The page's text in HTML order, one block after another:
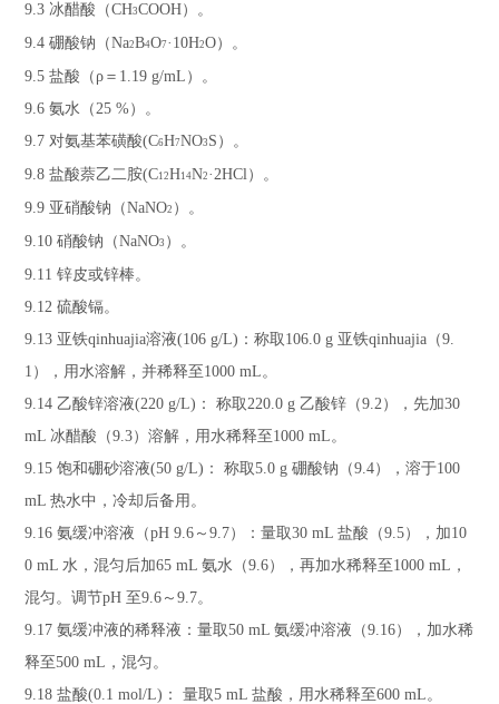
9.3冰醋酸（CH3COOH）。
9.4硼酸钠（Na2B4O7·10H2O）。
9.5盐酸（ ρ ＝ 1.19 g/mL ）。
9.6氨水（25 %）。
9.7对氨基苯磺酸(C6H7NO3 S ）。
9.8盐酸萘乙二胺(C12H14N2 ·2HCl）。
9.9 亚硝酸钠（NaNO2 ）。
9.10硝酸钠（NaNO3 ）。
9.11锌皮或锌棒。
9.12硫酸镉。
9.13 亚铁qinhuajia溶液(106 g/L) ：称取 106.0 g 亚铁qinhuajia（9.
1 ），用水溶解，并稀释至 1000 mL。
9.14 乙酸锌溶液(220 g/L) ： 称取220.0 g 乙酸锌（9.2），先加30
mL冰醋酸（9.3）溶解，用水稀释至 1000 mL。
9.15饱和硼砂溶液(50 g/L) ： 称取5.0 g 硼酸钠（9.4），溶于100
mL热水中，冷却后备用。
9.16氨缓冲溶液（pH 9.6 ～9.7）：量取30 mL盐酸（9.5），加10
0 mL水，混匀后加65 mL氨水（9.6），再加水稀释至 1000 mL ，
混匀。调节pH 至9.6 ～9.7。
9.17氨缓冲液的稀释液：量取50 mL氨缓冲溶液（9.16），加水稀
释至500 mL ，混匀。
9.18盐酸(0.1 mol/L) ： 量取5 mL盐酸，用水稀释至600 mL。